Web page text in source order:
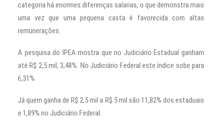
categoria há enormes diferenças salarias, o que demonstra mais
uma vez que uma pequena casta é favorecida com altas
remunerações.
A pesquisa do IPEA mostra que no Judiciário Estadual ganham
até R$ 2,5 mil, 3,48%. No Judiciário Federal este índice sobe para
6,31%
Já quem ganha de R$ 2,5 mil a R$ 5 mil são 11,82% dos estaduais
e 1,89% no Judiciário Federal.